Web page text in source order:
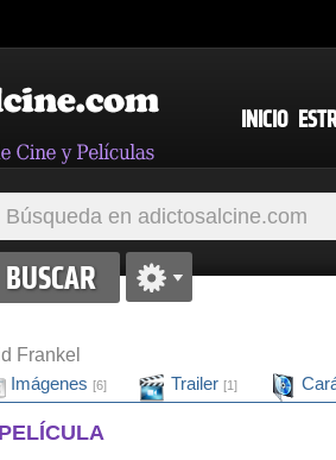
INICIO
Frankel
Imágenes [6] Trailer [1]